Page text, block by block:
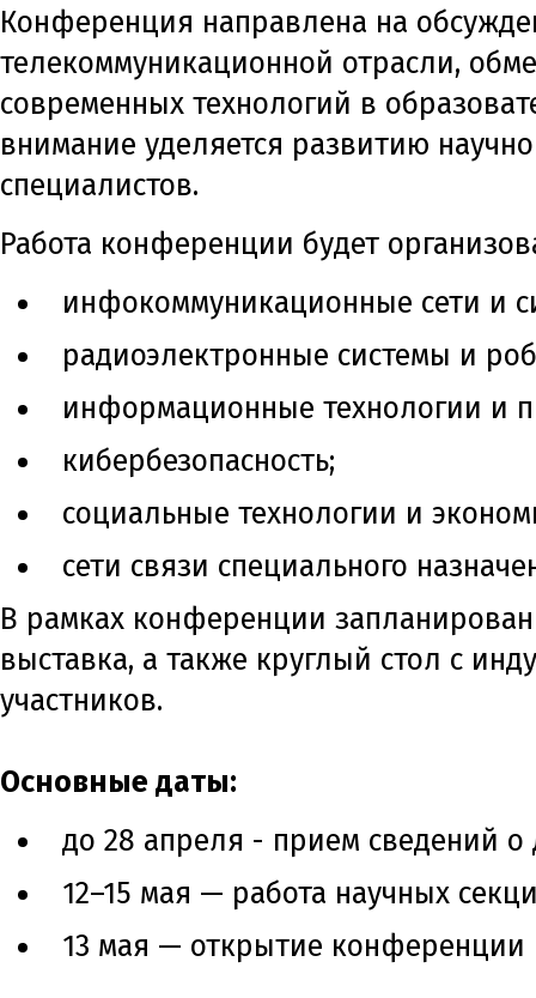
Конференция направлена на
телекоммуникационной отрасли,
современных технологий в
внимание уделяется развитию
специалистов.
Работа конференции будет
инфокоммуникационные сети и
радиоэлектронные системы и
информационные технологии и
кибербезопасность;
социальные технологии и
сети связи специального
В рамках конференции
выставка, а также круглый стол с
участников.
Основные даты:
до 28 апреля - прием сведений о
12–15 мая — работа научных
13 мая — открытие конференции